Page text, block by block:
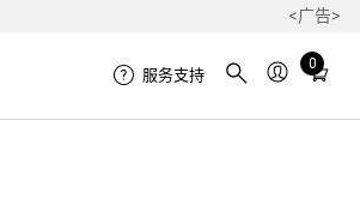
<广告>
服务支持
0
Total
in